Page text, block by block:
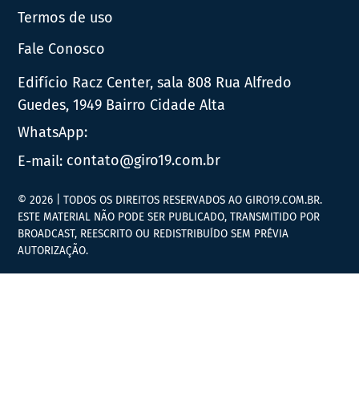
Termos de uso
Fale Conosco
Edifício Racz Center, sala 808 Rua Alfredo
Guedes, 1949 Bairro Cidade Alta
WhatsApp:
E-mail: contato@giro19.com.br
© 2026 | TODOS OS DIREITOS RESERVADOS AO GIRO19.COM.BR.
ESTE MATERIAL NÃO PODE SER PUBLICADO, TRANSMITIDO POR
BROADCAST, REESCRITO OU REDISTRIBUÍDO SEM PRÉVIA
AUTORIZAÇÃO.